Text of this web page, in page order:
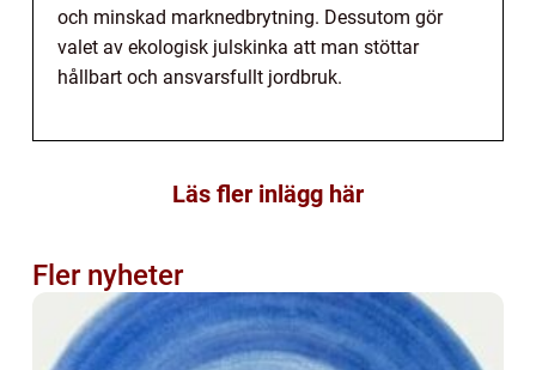
och minskad marknedbrytning. Dessutom gör
valet av ekologisk julskinka att man stöttar
hållbart och ansvarsfullt jordbruk.
Läs fler inlägg här
Fler nyheter